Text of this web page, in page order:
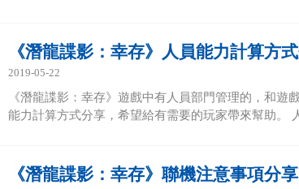
《潛龍諜影：幸存》人員能力計算方
2019-05-22
《潛龍諜影：幸存》遊戲中有人員部門管理的，和
能力計算方式分享，希望給有需要的玩家帶來幫助。
《潛龍諜影：幸存》聯機注意事項分享